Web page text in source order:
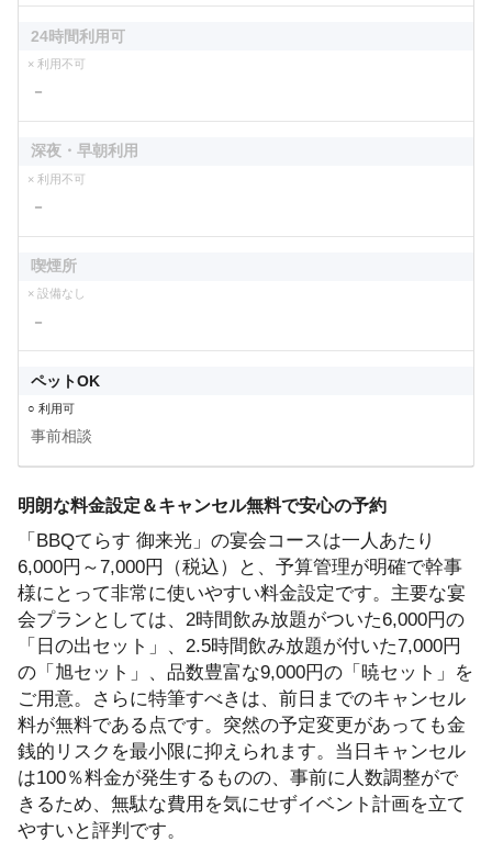
24時間利用可
× 利用不可
－
深夜・早朝利用
× 利用不可
－
喫煙所
× 設備なし
－
ペットOK
○ 利用可
事前相談
明朗な料金設定＆キャンセル無料で安心の予約
「BBQてらす 御来光」の宴会コースは一人あたり
6,000円～7,000円（税込）と、予算管理が明確で幹事
様にとって非常に使いやすい料金設定です。主要な宴
会プランとしては、2時間飲み放題がついた6,000円の
「日の出セット」、2.5時間飲み放題が付いた7,000円
の「旭セット」、品数豊富な9,000円の「暁セット」を
ご用意。さらに特筆すべきは、前日までのキャンセル
料が無料である点です。突然の予定変更があっても金
銭的リスクを最小限に抑えられます。当日キャンセル
は100％料金が発生するものの、事前に人数調整がで
きるため、無駄な費用を気にせずイベント計画を立て
やすいと評判です。